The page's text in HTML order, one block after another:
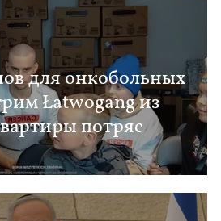
для онкобольных
Łatwogang из
потряс